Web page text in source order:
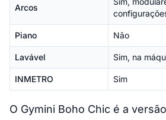
Arcos
Piano Não
Lavável Sim, na
INMETRO Sim
O Gymini Boho Chic é a